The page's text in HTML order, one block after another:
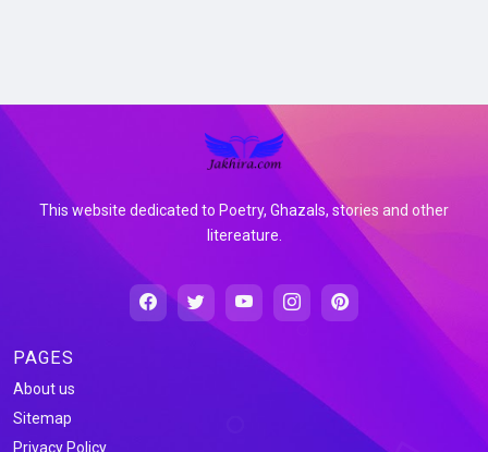
This website dedicated to Poetry, Ghazals, stories and other
litereature.
PAGES
About us
Sitemap
Privacy Policy